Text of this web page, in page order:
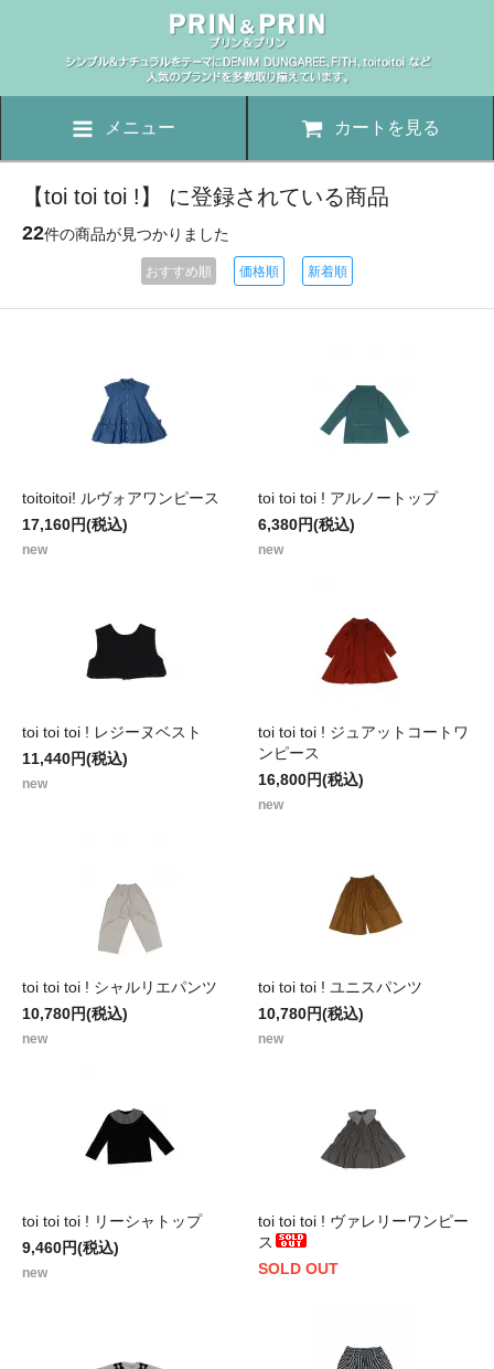
メニュー カートを見る
【toi toi toi !】 に登録されている商品
22件の商品が見つかりました
おすすめ順 価格順 新着順
toitoitoi! ルヴォアワンピース
17,160円(税込)
new
toi toi toi ! アルノートップ
6,380円(税込)
new
toi toi toi ! レジーヌベスト
11,440円(税込)
new
toi toi toi ! ジュアットコートワ
ンピース
16,800円(税込)
new
toi toi toi ! シャルリエパンツ
10,780円(税込)
new
toi toi toi ! ユニスパンツ
10,780円(税込)
new
toi toi toi ! リーシャトップ
9,460円(税込)
new
toi toi toi ! ヴァレリーワンピー
ス
SOLD OUT